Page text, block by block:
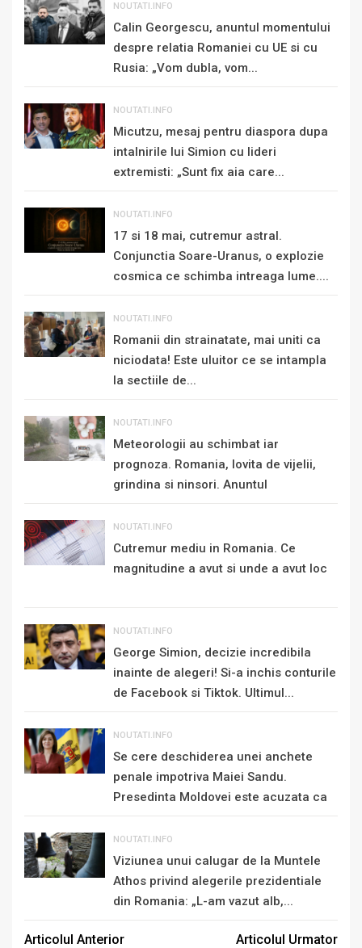
NOUTATI.INFO
Calin Georgescu, anuntul momentului
despre relatia Romaniei cu UE si cu
Rusia: „Vom dubla, vom...
NOUTATI.INFO
Micutzu, mesaj pentru diaspora dupa
intalnirile lui Simion cu lideri
extremisti: „Sunt fix aia care...
NOUTATI.INFO
17 si 18 mai, cutremur astral.
Conjunctia Soare-Uranus, o explozie
cosmica ce schimba intreaga lume....
NOUTATI.INFO
Romanii din strainatate, mai uniti ca
niciodata! Este uluitor ce se intampla
la sectiile de...
NOUTATI.INFO
Meteorologii au schimbat iar
prognoza. Romania, lovita de vijelii,
grindina si ninsori. Anuntul
momentului de...
NOUTATI.INFO
Cutremur mediu in Romania. Ce
magnitudine a avut si unde a avut loc
NOUTATI.INFO
George Simion, decizie incredibila
inainte de alegeri! Si-a inchis conturile
de Facebook si Tiktok. Ultimul...
NOUTATI.INFO
Se cere deschiderea unei anchete
penale impotriva Maiei Sandu.
Presedinta Moldovei este acuzata ca
„se...
NOUTATI.INFO
Viziunea unui calugar de la Muntele
Athos privind alegerile prezidentiale
din Romania: „L-am vazut alb,...
Articolul Anterior
Articolul Urmator